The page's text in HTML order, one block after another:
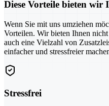
Diese Vorteile bieten wir
Wenn Sie mit uns umziehen
Vorteilen. Wir bieten Ihnen
auch eine Vielzahl von
einfacher und stressfreier
Stressfrei